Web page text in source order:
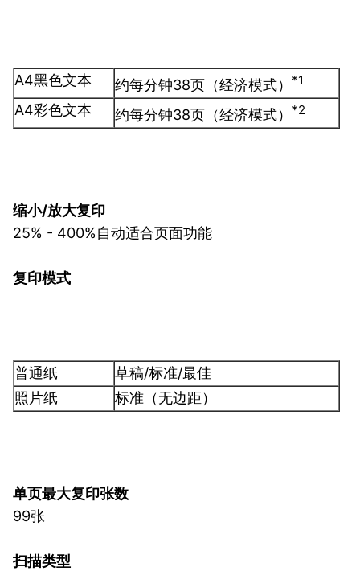
A4黑色文本 约每分钟38页（经济模式） *1
A4彩色文本 约每分钟38页（经济模式） *2
缩小/放大复印
25% - 400%自动适合页面功能
复印模式
普通纸
草稿/标准/最佳
照片纸
标准（无边距）
单页最大复印张数
99张
扫描类型